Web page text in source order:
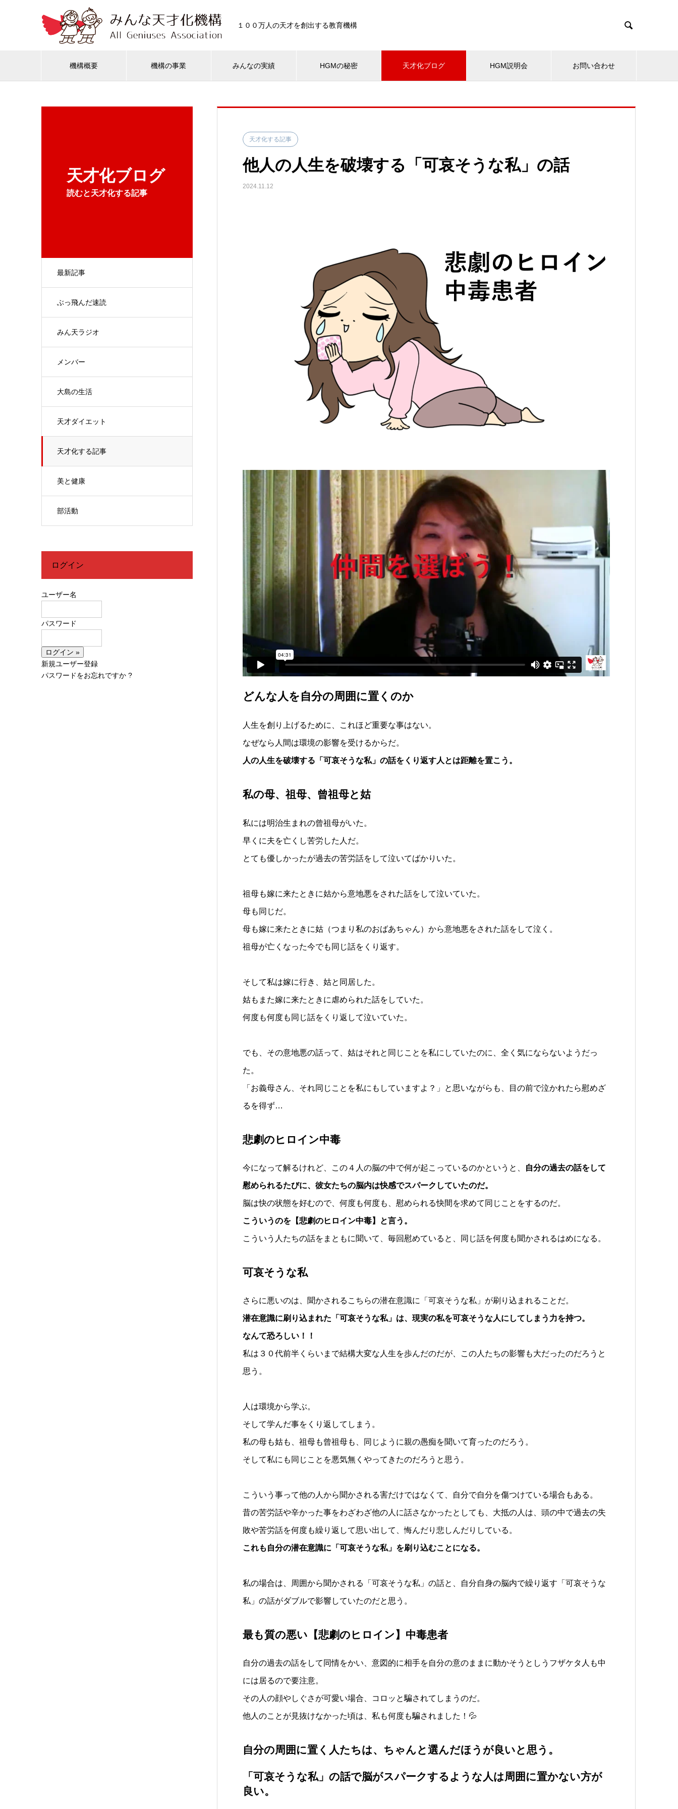
１００万人の天才を創出する教育機構 
機構概要 機構の事業 みんなの実績 HGMの秘密 天才化ブログ HGM説明会 お問い合わせ
天才化ブログ
読むと天才化する記事
最新記事
ぶっ飛んだ速読
みん天ラジオ
メンバー
大島の生活
天才ダイエット
天才化する記事
美と健康
部活動
天才化する記事
他人の人生を破壊する「可哀そうな私」の話
2024.11.12
どんな人を自分の周囲に置くのか
人生を創り上げるために、これほど重要な事はない。
なぜなら人間は環境の影響を受けるからだ。
人の人生を破壊する「可哀そうな私」の話をくり返す人とは距離を置こう。
私の母、祖母、曾祖母と姑
私には明治生まれの曾祖母がいた。
早くに夫を亡くし苦労した人だ。
とても優しかったが過去の苦労話をして泣いてばかりいた。
祖母も嫁に来たときに姑から意地悪をされた話をして泣いていた。
母も同じだ。
母も嫁に来たときに姑（つまり私のおばあちゃん）から意地悪をされた話をして泣く。
祖母が亡くなった今でも同じ話をくり返す。
そして私は嫁に行き、姑と同居した。
姑もまた嫁に来たときに虐められた話をしていた。
何度も何度も同じ話をくり返して泣いていた。
でも、その意地悪の話って、姑はそれと同じことを私にしていたのに、全く気にならないようだっ
た。
「お義母さん、それ同じことを私にもしていますよ？」と思いながらも、目の前で泣かれたら慰めざ
るを得ず…
悲劇のヒロイン中毒
今になって解るけれど、この４人の脳の中で何が起こっているのかというと、 自分の過去の話をして
慰められるたびに、彼女たちの脳内は快感でスパークしていたのだ。
脳は快の状態を好むので、何度も何度も、慰められる快間を求めて同じことをするのだ。
こういうのを【悲劇のヒロイン中毒】と言う。
こういう人たちの話をまともに聞いて、毎回慰めていると、同じ話を何度も聞かされるはめになる。
可哀そうな私
さらに悪いのは、聞かされるこちらの潜在意識に「可哀そうな私」が刷り込まれることだ。
潜在意識に刷り込まれた「可哀そうな私」は、現実の私を可哀そうな人にしてしまう力を持つ。
なんて恐ろしい！！
私は３０代前半くらいまで結構大変な人生を歩んだのだが、この人たちの影響も大だったのだろうと
思う。
人は環境から学ぶ。
そして学んだ事をくり返してしまう。
私の母も姑も、祖母も曾祖母も、同じように親の愚痴を聞いて育ったのだろう。
そして私にも同じことを悪気無くやってきたのだろうと思う。
こういう事って他の人から聞かされる害だけではなくて、自分で自分を傷つけている場合もある。
昔の苦労話や辛かった事をわざわざ他の人に話さなかったとしても、大抵の人は、頭の中で過去の失
敗や苦労話を何度も繰り返して思い出して、悔んだり悲しんだりしている。
これも自分の潜在意識に「可哀そうな私」を刷り込むことになる。
私の場合は、周囲から聞かされる「可哀そうな私」の話と、自分自身の脳内で繰り返す「可哀そうな
私」の話がダブルで影響していたのだと思う。
最も質の悪い【悲劇のヒロイン】中毒患者
自分の過去の話をして同情をかい、意図的に相手を自分の意のままに動かそうとしうフザケタ人も中
には居るので要注意。
その人の顔やしぐさが可愛い場合、コロッと騙されてしまうのだ。
他人のことが見抜けなかった頃は、私も何度も騙されました！💦
自分の周囲に置く人たちは、ちゃんと選んだほうが良いと思う。
「可哀そうな私」の話で脳がスパークするような人は周囲に置かない方が
良い。
ログイン
ユーザー名
パスワード
新規ユーザー登録
パスワードをお忘れですか ?